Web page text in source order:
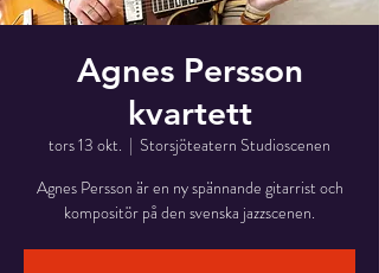
Agnes Persson
kvartett
tors 13 okt.
  |
Storsjöteatern Studioscenen
Agnes Persson är en ny spännande gitarrist och
kompositör på den svenska jazzscenen.